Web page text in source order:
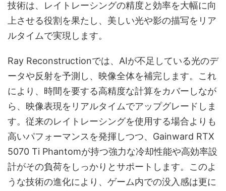
技術は、レイトレーシングの精度と効率を大幅に向
上させる役割を果たし、美しい光や影の描写をリア
ルタイムで実現します。
Ray Reconstructionでは、AIが不足している光のデ
ータや反射を予測し、映像全体を補完します。これ
により、時間を要する高精度な計算をカバーしなが
ら、映像表現をリアルタイムでアップグレードしま
す。従来のレイトレーシングを使用する場合よりも
高いパフォーマンスを発揮しつつ、Gainward RTX
5070 Ti Phantomが持つ強力な冷却性能や高効率設
計がその負荷をしっかりとサポートします。このよ
うな技術の進化により、ゲーム内での没入感は更に